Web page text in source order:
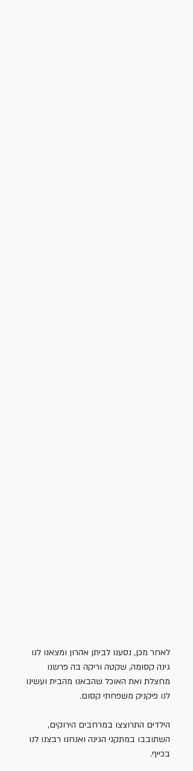
לאחר מכן, נסענו לביתן אהרון ומצאנו לנו
גינה קסומה, שקטה וריקה בה פרשנו
מחצלת ואת האוכל שהבאנו מהבית ועשינו
לנו פיקניק משפחתי קסום.
הילדים התרוצצו במרחבים הירוקים,
השתובבו במתקני הגינה ואנחנו רבצנו לנו
בכייף.